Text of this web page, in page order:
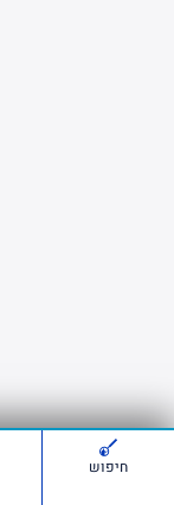
חיפוש